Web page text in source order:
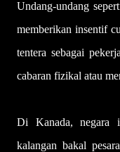
Undang-undang
memberikan insentif
tentera sebagai
cabaran fizikal atau
Di Kanada, negara
kalangan bakal